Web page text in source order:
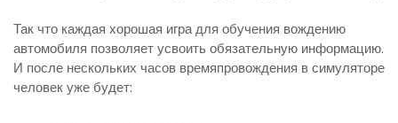
Так что каждая хорошая игра для обучения вождению
автомобиля позволяет усвоить обязательную информацию.
И после нескольких часов времяпровождения в симуляторе
человек уже будет: